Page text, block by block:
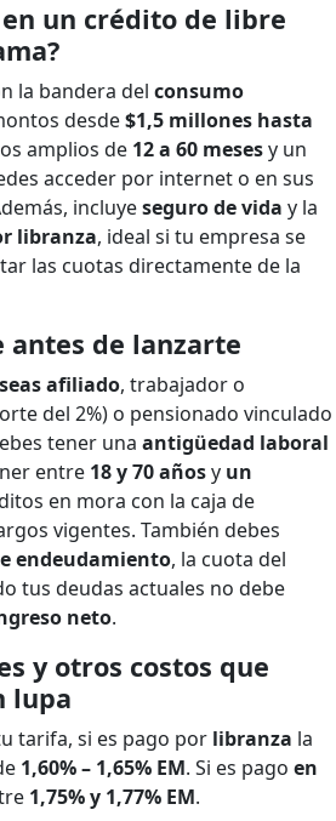
un crédito de libre
la bandera del consumo
desde$1,5 millones hasta
amplios de 12 a 60 mesesy un
acceder por internet o en sus
incluyeseguro de vida y la
libranza, ideal si tu empresa se
las cuotas directamente de la
antes de lanzarte
afiliado, trabajador o
del 2%) o pensionado vinculado
tener una antigüedad laboral
entre 18 y 70 añosy un
en mora con la caja de
vigentes. También debes
endeudamiento, la cuota del
tus deudas actuales no debe
neto.
y otros costos que
lupa
tarifa, si es pago por libranza la
1,60% – 1,65% EM. Si es pago en
1,75% y 1,77% EM.